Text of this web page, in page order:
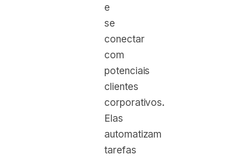
e
se
conectar
com
potenciais
clientes
corporativos.
Elas
automatizam
tarefas